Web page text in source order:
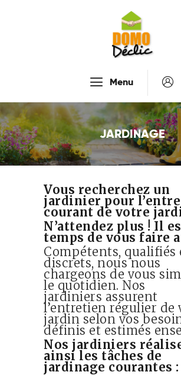
Menu
JARDINAGE
Accueil
Tarifs
Recrutement
À Propos De Nous
Vous recherchez un
jardinier pour
courant de votre
N’attendez plus ! Il
temps de vous faire
Compétents, qualifiés
discrets, nous nous
chargeons de vous
le quotidien. Nos
jardiniers assurent
l’entretien régulier de
jardin selon vos
définis et estimés
Nos jardiniers
ainsi les tâches de
jardinage courantes :